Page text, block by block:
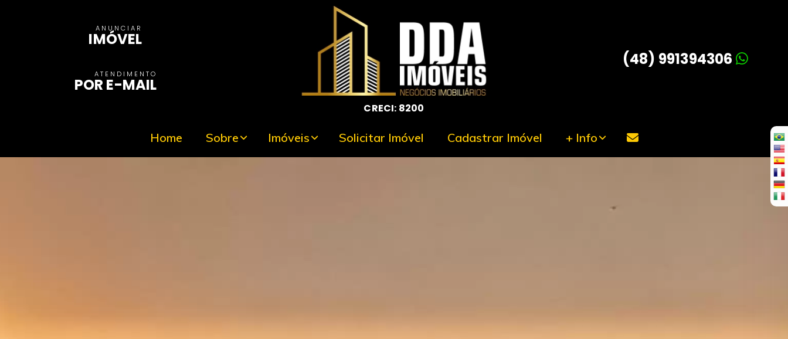
ANUNCIAR
IMÓVEL
ATENDIMENTO
POR E-MAIL
CRECI: 8200
(48) 991394306
Home Sobre Imóveis Solicitar Imóvel Cadastrar Imóvel + Info